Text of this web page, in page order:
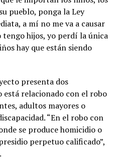
pueblo, ponga la Ley
a mí no me va a causar
hijos, yo perdí la única
hay que están siendo
presenta dos
relacionado con el robo
adultos mayores o
“En el robo con
se produce homicidio o
perpetuo calificado”,